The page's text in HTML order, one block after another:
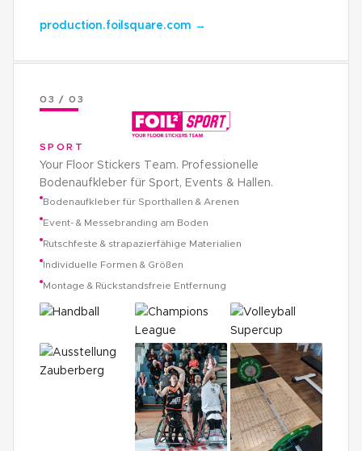
production.foilsquare.com →
03 / 03
SPORT
Your Floor Stickers Team. Professionelle
Bodenaufkleber für Sport, Events & Hallen.
Bodenaufkleber für Sporthallen & Arenen
Event- & Messebranding am Boden
Rutschfeste & strapazierfähige Materialien
Individuelle Formen & Größen
Montage & Rückstandsfreie Entfernung